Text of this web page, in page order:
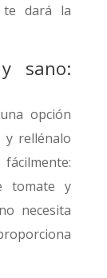
dará la
sano:
opción
y rellénalo
tomate y
necesita